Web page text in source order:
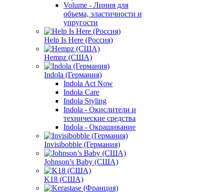
Volume - Линия для
объема, эластичности и
упругости
Help Is Here (Россия)
Hempz (США)
Indola (Германия)
Indola Act Now
Indola Care
Indola Styling
Indola - Окислители и
технические средства
Indola - Окрашивание
Invisibobble (Германия)
Johnson’s Baby (США)
K18 (США)